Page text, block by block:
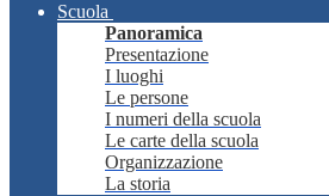
Scuola
Panoramica
Presentazione
I luoghi
Le persone
I numeri della scuola
Le carte della scuola
Organizzazione
La storia